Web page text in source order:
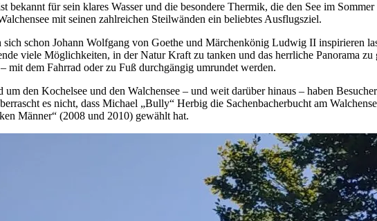
für sein klares Wasser und die besondere Thermik, die den See im Sommer
mit seinen zahlreichen Steilwänden ein beliebtes Ausflugsziel.
schon Johann Wolfgang von Goethe und Märchenkönig Ludwig II inspirieren
viele Möglichkeiten, in der Natur Kraft zu tanken und das herrliche Panorama zu
mit dem Fahrrad oder zu Fuß durchgängig umrundet werden.
den Kochelsee und den Walchensee – und weit darüber hinaus – haben
es nicht, dass Michael „Bully“ Herbig die Sachenbacherbucht am
Männer“ (2008 und 2010) gewählt hat.